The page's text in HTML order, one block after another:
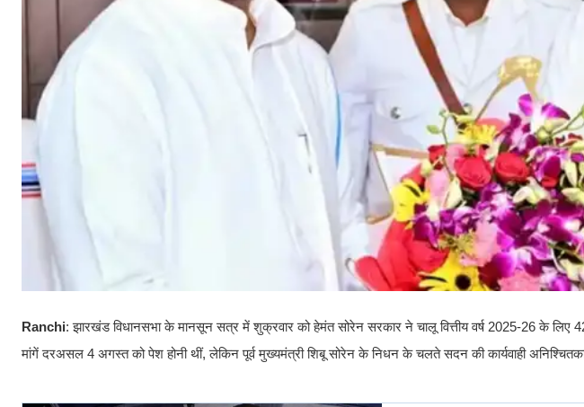
Ranchi: झारखंड विधानसभा के मानसून सत्र में शुक्रवार को हेमंत सोरेन सरकार ने चालू वित्तीय वर्ष 2025-26 के
मांगें दरअसल 4 अगस्त को पेश होनी थीं, लेकिन पूर्व मुख्यमंत्री शिबू सोरेन के निधन के चलते सदन की कार्यवाही